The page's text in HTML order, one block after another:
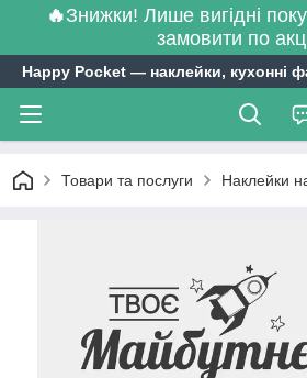
🔥Знижки! Лише вигідні
замовити по
Happy Pocket ― наклейки, кухонні
Товари та послуги Наклейки